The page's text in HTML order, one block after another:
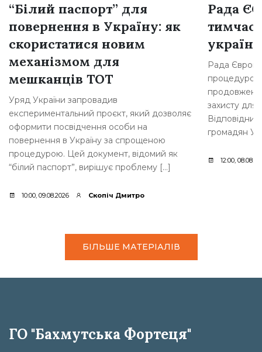
“Білий паспорт” для
повернення в Україну: як
скористатися новим
механізмом для
мешканців ТОТ
Уряд України запровадив
експериментальний проєкт, який дозволяє
оформити посвідчення особи на
повернення в Україну за спрощеною
процедурою. Цей документ, відомий як
“білий паспорт”, вирішує проблему […]
10:00, 09.08.2026 Скопіч Дмитро
Рада
Рада
процедурою
захисту для
громадян
12:00,
БІЛЬШЕ МАТЕРІАЛІВ
ГО "Бахмутська Фортеця"